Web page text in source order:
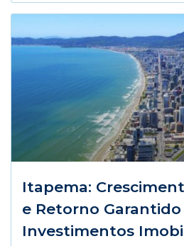
Itapema:
e Retorno
Investimentos